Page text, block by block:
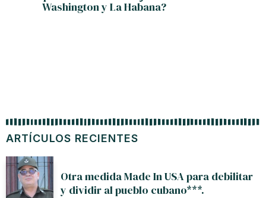
ARTÍCULOS RECIENTES
Otra medida Made In USA para debilitar
y dividir al pueblo cubano***.
Washington y La Habana?